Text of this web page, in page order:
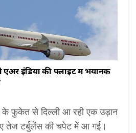
एअर इंडिया की फ्लाइट में भयानक
के फुकेत से दिल्ली आ रही एक उड़ान
तेज टर्बुलेंस की चपेट में आ गई।